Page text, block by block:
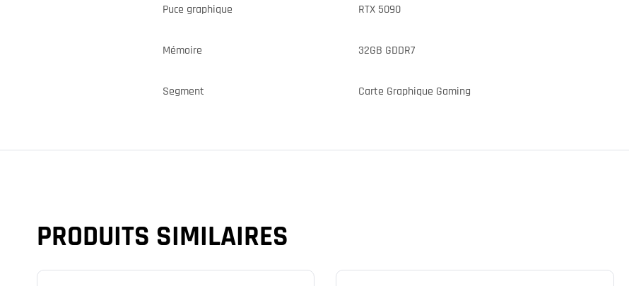
Puce graphique RTX 5090
Mémoire 32GB GDDR7
Segment Carte Graphique Gaming
PRODUITS SIMILAIRES